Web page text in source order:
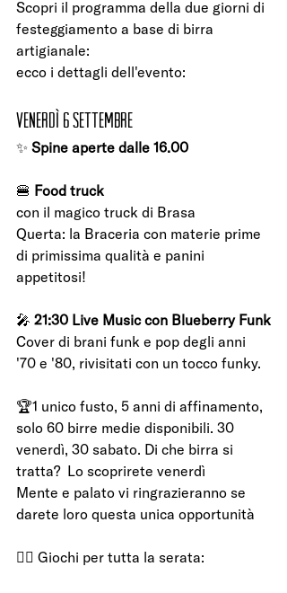
Scopri il programma della due giorni di
festeggiamento a base di birra
artigianale:
ecco i dettagli dell'evento:
Venerdì 6 Settembre
✨ Spine aperte dalle 16.00
🍔 Food truck
con il magico truck di Brasa
Querta: la Braceria con materie prime
di primissima qualità e panini
appetitosi!
🎤 21:30 Live Music con Blueberry Funk
Cover di brani funk e pop degli anni
'70 e '80, rivisitati con un tocco funky.
🏆1 unico fusto, 5 anni di affinamento,
solo 60 birre medie disponibili. 30
venerdì, 30 sabato. Di che birra si
tratta?  Lo scoprirete venerdì
Mente e palato vi ringrazieranno se
darete loro questa unica opportunità
🤹‍♀️ Giochi per tutta la serata: